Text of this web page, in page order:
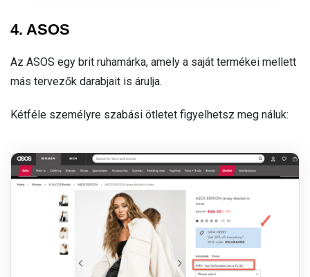
4. ASOS
Az ASOS egy brit ruhamárka, amely a saját termékei mellett
más tervezők darabjait is árulja.
Kétféle személyre szabási ötletet figyelhetsz meg náluk: